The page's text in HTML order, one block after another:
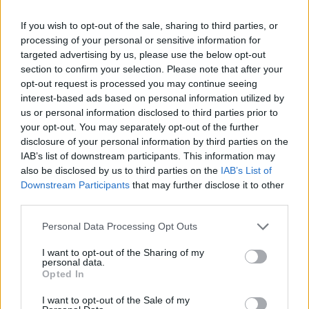
If you wish to opt-out of the sale, sharing to third parties, or
processing of your personal or sensitive information for
targeted advertising by us, please use the below opt-out
section to confirm your selection. Please note that after your
opt-out request is processed you may continue seeing
interest-based ads based on personal information utilized by
us or personal information disclosed to third parties prior to
your opt-out. You may separately opt-out of the further
disclosure of your personal information by third parties on the
IAB’s list of downstream participants. This information may
also be disclosed by us to third parties on the IAB’s List of
Downstream Participants that may further disclose it to other
Personal Data Processing Opt Outs
I want to opt-out of the Sharing of my
personal data.
Opted In
I want to opt-out of the Sale of my
τουρισμό μετατοπίζεται πλέον από τη θεραπεία
προς την πρόληψη.
Στο πλαίσιο αυτό, ιδιαίτερη σημασία αποδίδεται
στην ευεξία, στη σωστή διατροφή, στην ήπια
φυσική δραστηριότητα και στη βελτίωση της
ποιότητας ζωής.
Ο κ. Κούσκος έκανε ειδική αναφορά στο
ερευνητικό εγχείρημα «Θερμάλιον», το οποίο
συνδέει τα ιαματικά νερά με την επιστημονική
έρευνα γύρω από την πρόληψη, την υγιή γήρανση
και τη βελτίωση της καθημερινότητας των
Νέες συνεργασίες και εξωστρέφεια
Σημαντικό μέρος της συζήτησης αφορούσε και την